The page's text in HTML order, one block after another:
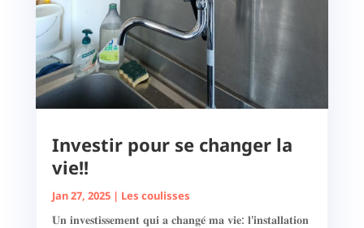
Investir pour se changer la
vie!!
Jan 27, 2025| Les coulisses
𝐔𝐧 𝐢𝐧𝐯𝐞𝐬𝐭𝐢𝐬𝐬𝐞𝐦𝐞𝐧𝐭 𝐪𝐮𝐢 𝐚 𝐜𝐡𝐚𝐧𝐠𝐞́ 𝐦𝐚 𝐯𝐢𝐞: 𝐥'𝐢𝐧𝐬𝐭𝐚𝐥𝐥𝐚𝐭𝐢𝐨𝐧